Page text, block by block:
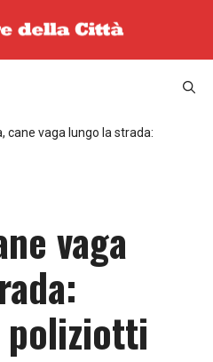
cane vaga lungo la strada:
vaga
poliziotti